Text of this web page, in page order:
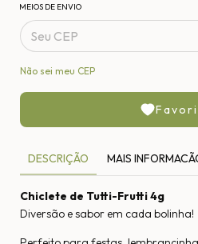
MEIOS DE ENVIO
Não sei meu CEP
DESCRIÇÃO MAIS
Chiclete de Tutti-Frutti 4g
Diversão e sabor em cada bolinha!